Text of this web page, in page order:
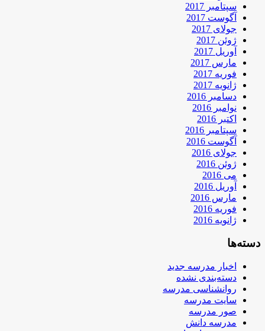
سپتامبر 2017
آگوست 2017
جولای 2017
ژوئن 2017
آوریل 2017
مارس 2017
فوریه 2017
ژانویه 2017
دسامبر 2016
نوامبر 2016
اکتبر 2016
سپتامبر 2016
آگوست 2016
جولای 2016
ژوئن 2016
می 2016
آوریل 2016
مارس 2016
فوریه 2016
ژانویه 2016
دسته‌ها
اخبار مدرسه جدید
دسته‌بندی نشده
روانشناسی مدرسه
سایت مدرسه
صور مدرسه
مدرسه دانش